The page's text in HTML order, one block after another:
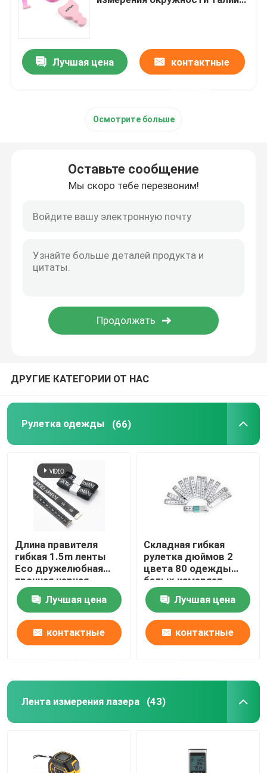
Рулетка диаметра
Лента животного веса измеряя
Средняя лента окружности предплечья
Бумажная измеряя лента
стальная рулетка
колесо расстояния измеряя
Лучшая цена контактные
Осмотрите больше
Оставьте сообщение
Мы скоро тебе перезвоним!
ДРУГИЕ КАТЕГОРИИ ОТ НАС
Рулетка одежды (66)
Длина правителя
гибкая 1.5m ленты
Eco дружелюбная
прочная черная
измеряя
Лучшая цена
контактные
Складная гибкая
рулетка дюймов 2
цвета 80 одежды
белых измеряет
длину
Лучшая цена
контактные
Лента измерения лазера (43)